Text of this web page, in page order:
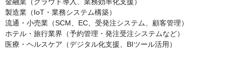
金融業（クラウド導入、業務効率化支援）
製造業（IoT・業務システム構築）
流通・小売業（SCM、EC、受発注システム、顧客管理）
ホテル・旅行業界（予約管理・発注受注システムなど）
医療・ヘルスケア（デジタル化支援、BIツール活用）